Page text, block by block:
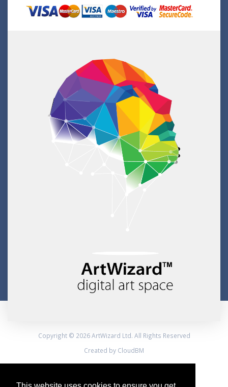
Copyright © 2026 ArtWizard Ltd. All Rights Reserved
Created by CloudBM